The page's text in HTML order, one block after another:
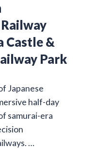
Castle &
Park
Japanese
half-day
samurai-era
…